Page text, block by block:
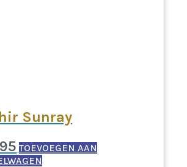
Sunray
TOEVOEGEN AAN